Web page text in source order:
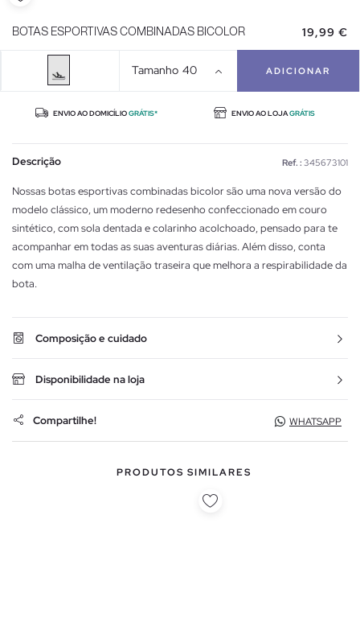
BOTAS ESPORTIVAS COMBINADAS BICOLOR 19,99 €
Tamanho 40 ADICIONAR
ENVIO AO DOMICÍLIOGRÁTIS* ENVIO AO LOJAGRÁTIS
Descrição Ref. : 345673101
Nossas botas esportivas combinadas bicolor são uma nova versão do
modelo clássico, um moderno redesenho confeccionado em couro
sintético, com sola dentada e colarinho acolchoado, pensado para te
acompanhar em todas as suas aventuras diárias. Além disso, conta
com uma malha de ventilação traseira que melhora a respirabilidade da
bota.
Composição e cuidado
Disponibilidade na loja
Compartilhe! WHATSAPP
PRODUTOS SIMILARES